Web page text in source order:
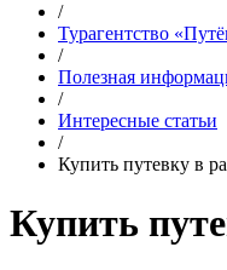
/
Турагентство
/
Полезная
/
Интересные статьи
/
Купить путевку в
Купить